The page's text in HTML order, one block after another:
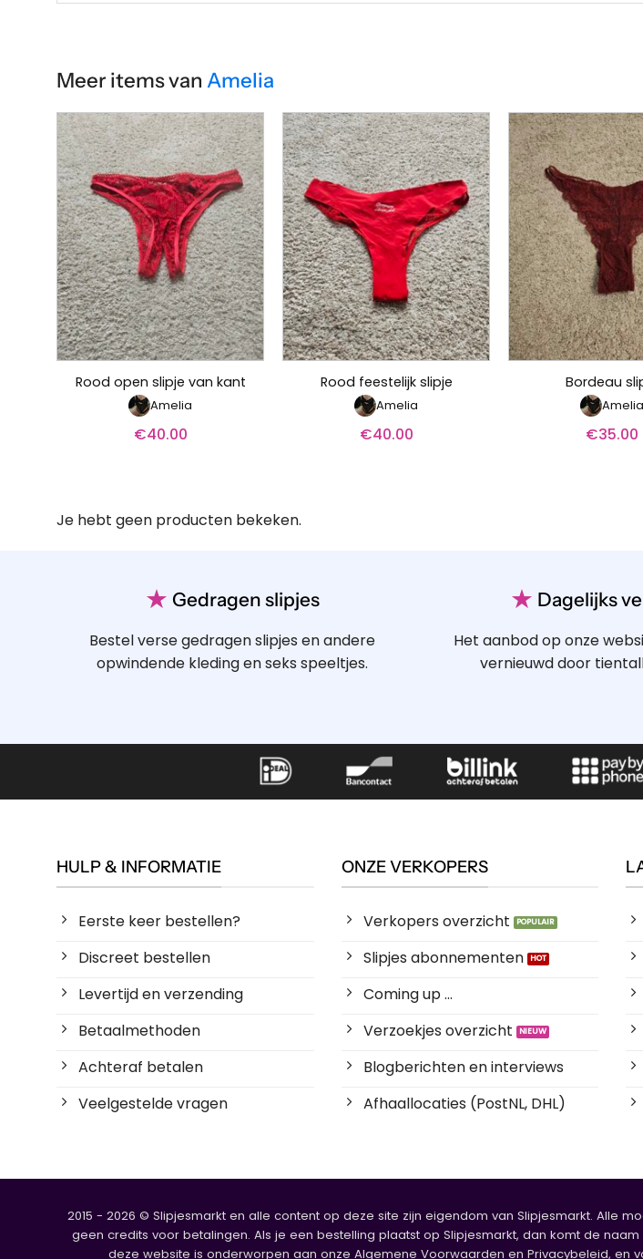
Meer items van Amelia
Rood open slipje van kant
Amelia
€40.00
Rood feestelijk slipje
Amelia
€40.00
Bordeau
Amelia
€35.00
Je hebt geen producten bekeken.
★ Gedragen slipjes
Bestel verse gedragen slipjes en andere
opwindende kleding en seks speeltjes.
★ Dagelijks
Het aanbod op onze
vernieuwd door
HULP & INFORMATIE
Eerste keer bestellen?
Discreet bestellen
Levertijd en verzending
Betaalmethoden
Achteraf betalen
Veelgestelde vragen
ONZE VERKOPERS
Verkopers overzicht
Slipjes abonnementen
Coming up ...
Verzoekjes overzicht
Blogberichten en interviews
Afhaallocaties (PostNL, DHL)
2015 - 2026 © Slipjesmarkt en alle content op deze site zijn eigendom van Slipjesmarkt. Alle
geen credits voor betalingen. Als je een bestelling plaatst op Slipjesmarkt, dan komt de
deze website is onderworpen aan onze Algemene Voorwaarden en Privacybeleid, en